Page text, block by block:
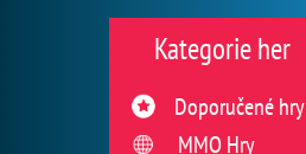
Kategorie her
Doporučené hry
MMO Hry